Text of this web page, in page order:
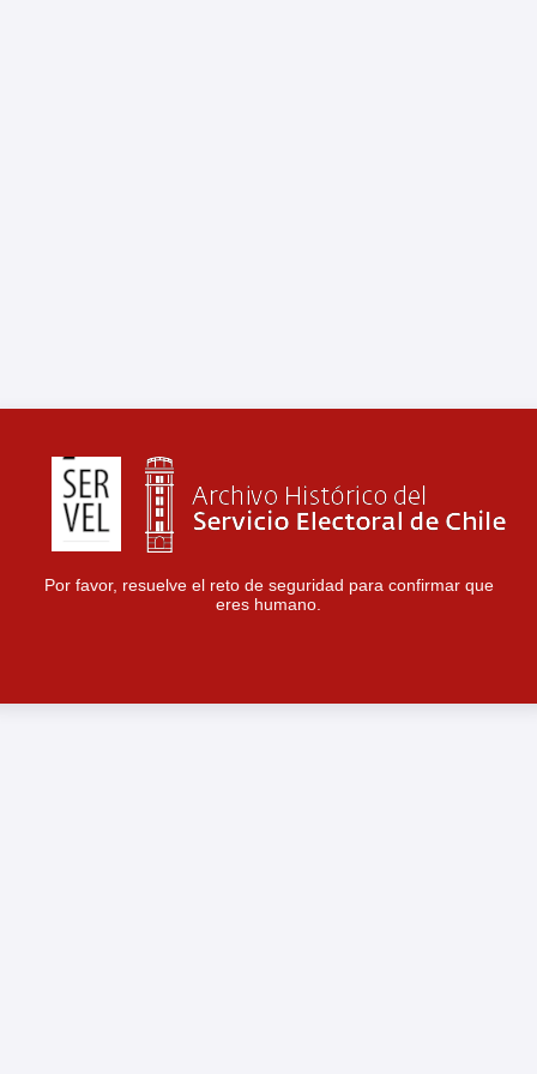
Por favor, resuelve el reto de seguridad para confirmar que
eres humano.